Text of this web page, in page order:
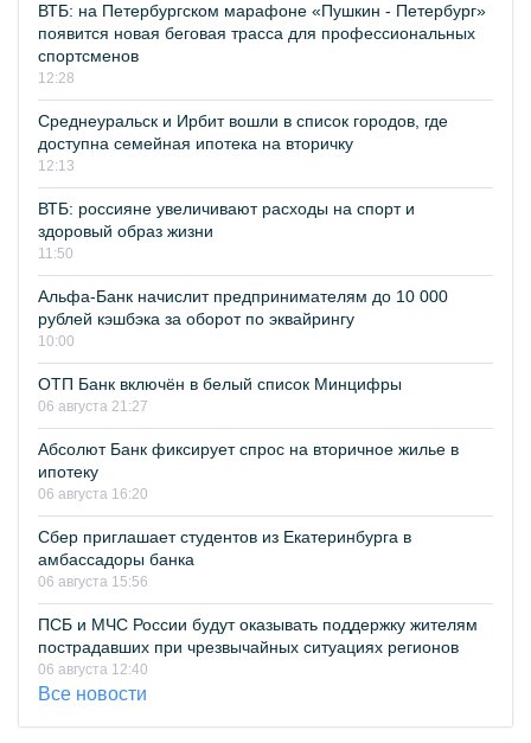
ВТБ: на Петербургском марафоне «Пушкин - Петербург»
появится новая беговая трасса для профессиональных
спортсменов
12:28
Среднеуральск и Ирбит вошли в список городов, где
доступна семейная ипотека на вторичку
12:13
ВТБ: россияне увеличивают расходы на спорт и
здоровый образ жизни
11:50
Альфа-Банк начислит предпринимателям до 10 000
рублей кэшбэка за оборот по эквайрингу
10:00
ОТП Банк включён в белый список Минцифры
06 августа 21:27
Абсолют Банк фиксирует спрос на вторичное жилье в
ипотеку
06 августа 16:20
Сбер приглашает студентов из Екатеринбурга в
амбассадоры банка
06 августа 15:56
ПСБ и МЧС России будут оказывать поддержку жителям
пострадавших при чрезвычайных ситуациях регионов
06 августа 12:40
Все новости